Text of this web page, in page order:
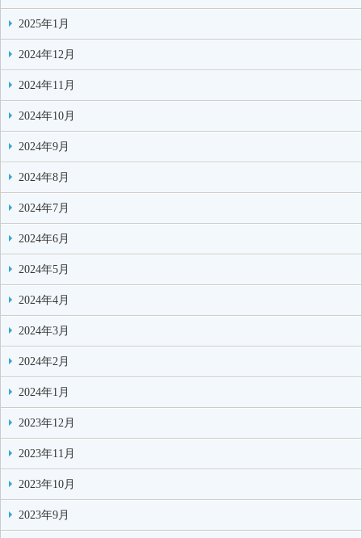
2025年1月
2024年12月
2024年11月
2024年10月
2024年9月
2024年8月
2024年7月
2024年6月
2024年5月
2024年4月
2024年3月
2024年2月
2024年1月
2023年12月
2023年11月
2023年10月
2023年9月